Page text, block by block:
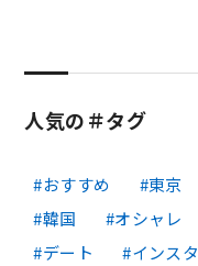
人気の＃タグ
おすすめ 東京
韓国
オシャレ
デート
インスタ